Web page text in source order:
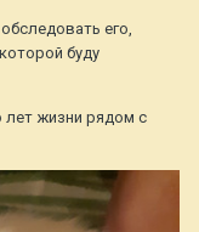
его,
буду
лет жизни рядом с